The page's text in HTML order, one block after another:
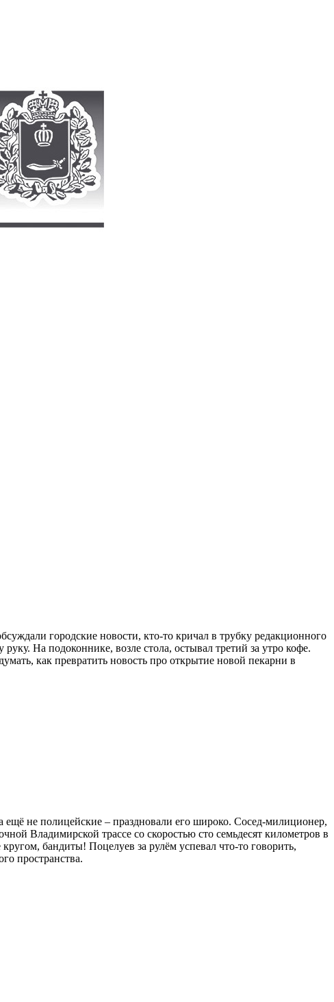
городские новости, кто-то кричал в трубку редакционного
На подоконнике, возле стола, остывал третий за утро кофе.
как превратить новость про открытие новой пекарни в
не полицейские – праздновали его широко. Сосед-милиционер,
Владимирской трассе со скоростью сто семьдесят километров в
бандиты! Поцелуев за рулём успевал что-то говорить,
пространства.